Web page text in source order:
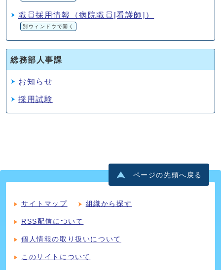
職員採用情報（病院職員[看護師]）
別ウィンドウで開く
総務部人事課
お知らせ
採用試験
ページの先頭へ戻る
サイトマップ 組織から探す
RSS配信について
個人情報の取り扱いについて
このサイトについて